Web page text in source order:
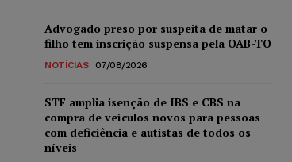
Advogado preso por suspeita de matar o
filho tem inscrição suspensa pela OAB-TO
NOTÍCIAS 07/08/2026
STF amplia isenção de IBS e CBS na
compra de veículos novos para pessoas
com deficiência e autistas de todos os
níveis